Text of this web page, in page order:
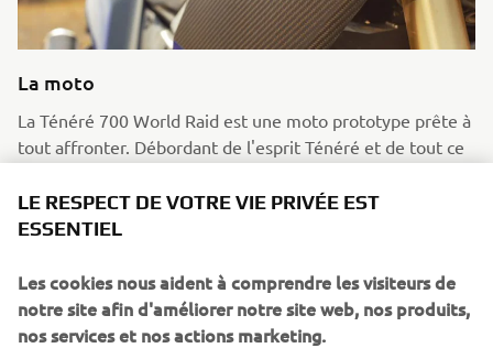
La moto
La Ténéré 700 World Raid est une moto prototype prête à
tout affronter. Débordant de l'esprit Ténéré et de tout ce
sur tous les chemins qu'il choisit. La machine gronde grâce
à un moteur CP2 de 689 cc qui fournit toute la puissance
châssis mince, vous pouvez traverser tout ce que la nature
sauvage vous offre et conquérir toutes les aventures que
vous entreprenez.
LE RESPECT DE VOTRE VIE PRIVÉE EST
ESSENTIEL
Les cookies nous aident à comprendre les visiteurs de
notre site afin d'améliorer notre site web, nos produits,
nos services et nos actions marketing.